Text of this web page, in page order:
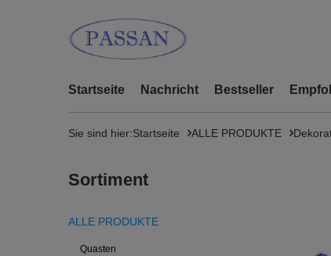
Startseite Nachricht Bestseller
Sie sind hier:Startseite ALLE PRODUKTE
Sortiment
ALLE PRODUKTE
Quasten